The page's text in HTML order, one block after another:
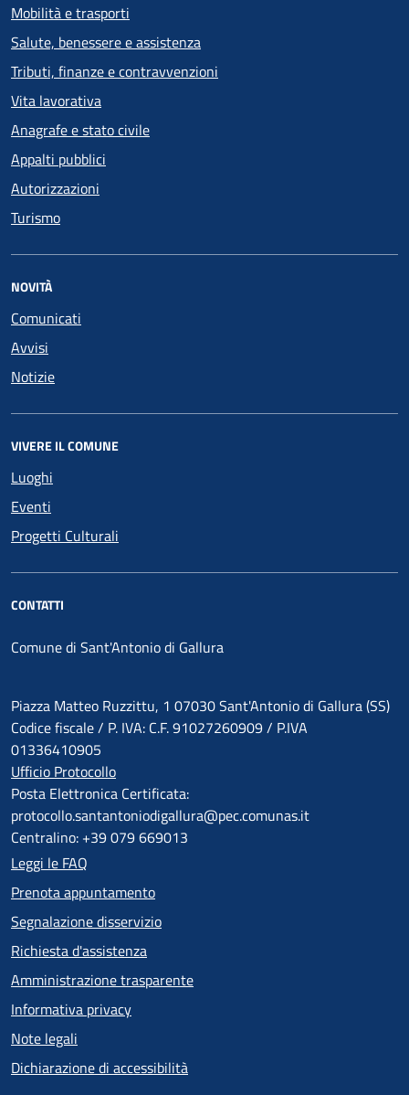
Mobilità e trasporti
Salute, benessere e assistenza
Tributi, finanze e contravvenzioni
Vita lavorativa
Anagrafe e stato civile
Appalti pubblici
Autorizzazioni
Turismo
NOVITÀ
Comunicati
Avvisi
Notizie
VIVERE IL COMUNE
Luoghi
Eventi
Progetti Culturali
CONTATTI
Comune di Sant'Antonio di Gallura
Piazza Matteo Ruzzittu, 1 07030 Sant'Antonio di Gallura (SS)
Codice fiscale / P. IVA: C.F. 91027260909 / P.IVA
01336410905
Ufficio Protocollo
Posta Elettronica Certificata:
protocollo.santantoniodigallura@pec.comunas.it
Centralino: +39 079 669013
Leggi le FAQ
Prenota appuntamento
Segnalazione disservizio
Richiesta d'assistenza
Amministrazione trasparente
Informativa privacy
Note legali
Dichiarazione di accessibilità